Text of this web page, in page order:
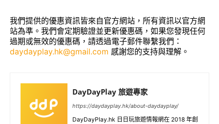
我們提供的優惠資訊皆來自官方網站，所有資訊以官方網
站為準。我們會定期驗證並更新優惠碼，如果您發現任何
過期或無效的優惠碼，請透過電子郵件聯繫我們：
daydayplay.hk@gmail.com 感謝您的支持與理解。
DayDayPlay 旅遊專家
https://daydayplay.hk/about-daydayplay/
DayDayPlay.hk 日日玩旅遊情報網在 2018 年創